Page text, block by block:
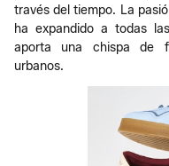
través del tiempo. La
ha expandido a todas
aporta una chispa de
urbanos.